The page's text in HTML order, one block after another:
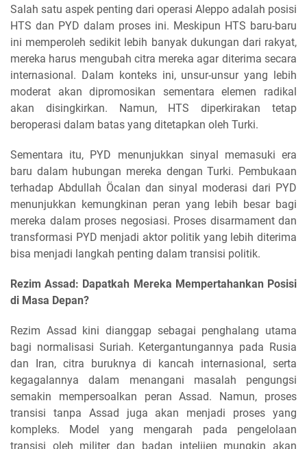
Salah satu aspek penting dari operasi Aleppo adalah posisi
HTS dan PYD dalam proses ini. Meskipun HTS baru-baru
ini memperoleh sedikit lebih banyak dukungan dari rakyat,
mereka harus mengubah citra mereka agar diterima secara
internasional. Dalam konteks ini, unsur-unsur yang lebih
moderat akan dipromosikan sementara elemen radikal
akan disingkirkan. Namun, HTS diperkirakan tetap
beroperasi dalam batas yang ditetapkan oleh Turki.
Sementara itu, PYD menunjukkan sinyal memasuki era
baru dalam hubungan mereka dengan Turki. Pembukaan
terhadap Abdullah Öcalan dan sinyal moderasi dari PYD
menunjukkan kemungkinan peran yang lebih besar bagi
mereka dalam proses negosiasi. Proses disarmament dan
transformasi PYD menjadi aktor politik yang lebih diterima
bisa menjadi langkah penting dalam transisi politik.
Rezim Assad: Dapatkah Mereka Mempertahankan Posisi
di Masa Depan?
Rezim Assad kini dianggap sebagai penghalang utama
bagi normalisasi Suriah. Ketergantungannya pada Rusia
dan Iran, citra buruknya di kancah internasional, serta
kegagalannya dalam menangani masalah pengungsi
semakin mempersoalkan peran Assad. Namun, proses
transisi tanpa Assad juga akan menjadi proses yang
kompleks. Model yang mengarah pada pengelolaan
transisi oleh militer dan badan intelijen mungkin akan